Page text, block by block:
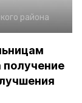
района
получение